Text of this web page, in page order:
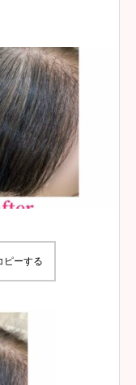
ピーする